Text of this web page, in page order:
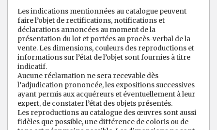
Les indications mentionnées au catalogue peuvent
faire l’objet de rectifications, notifications et
déclarations annoncées au moment de la
présentation du lot et portées au procès-verbal de la
vente. Les dimensions, couleurs des reproductions et
informations sur l’état de l’objet sont fournies à titre
indicatif.
Aucune réclamation ne sera recevable dès
l’adjudication prononcée, les expositions successives
ayant permis aux acquéreurs et éventuellement à leur
expert, de constater l’état des objets présentés.
Les reproductions au catalogue des œuvres sont aussi
fidèles que possible, une différence de coloris ou de